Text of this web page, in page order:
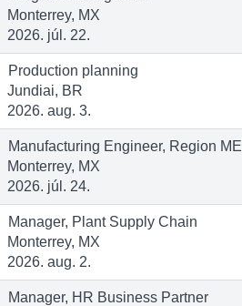
Monterrey, MX
2026. júl. 22.
Production planning
Jundiai, BR
2026. aug. 3.
Manufacturing Engineer, Region ME
Monterrey, MX
2026. júl. 24.
Manager, Plant Supply Chain
Monterrey, MX
2026. aug. 2.
Manager, HR Business Partner